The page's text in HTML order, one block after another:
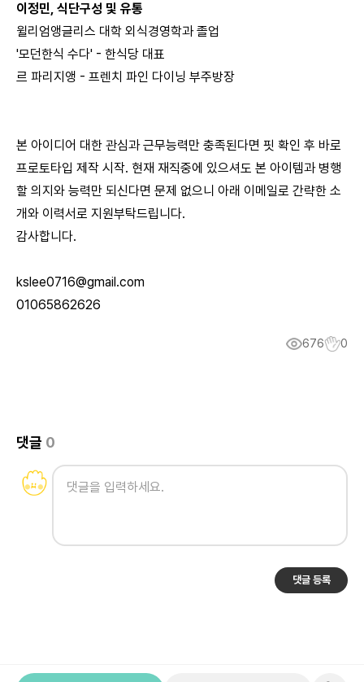
이정민, 식단구성 및 유통
윌리엄앵글리스 대학 외식경영학과 졸업
'모던한식 수다' - 한식당 대표
르 파리지앵 - 프렌치 파인 다이닝 부주방장
본 아이디어 대한 관심과 근무능력만 충족된다면 핏 확인 후 바로
프로토타입 제작 시작. 현재 재직중에 있으셔도 본 아이템과 병행
할 의지와 능력만 되신다면 문제 없으니 아래 이메일로 간략한 소
개와 이력서로 지원부탁드립니다.
감사합니다.
kslee0716@gmail.com
01065862626
676 0
댓글 0
댓글 등록